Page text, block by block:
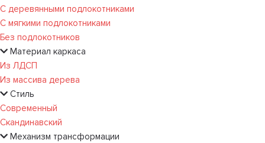
С деревянными подлокотниками
С мягкими подлокотниками
Без подлокотников
Материал каркаса
Из ЛДСП
Из массива дерева
Стиль
Современный
Скандинавский
Механизм трансформации